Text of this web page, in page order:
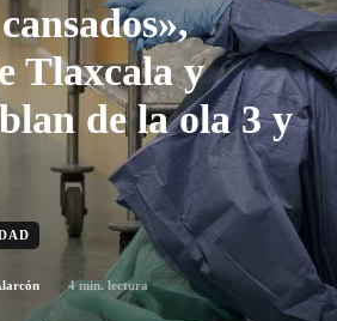
Tlaxcala y
de la ola 3 y
4min. lectura